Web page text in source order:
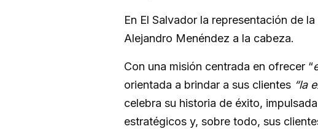
En El Salvador la representación de
Alejandro Menéndez a la cabeza.
Con una misión centrada en ofrecer “
orientada a brindar a sus clientes “la
celebra su historia de éxito,
estratégicos y, sobre todo, sus